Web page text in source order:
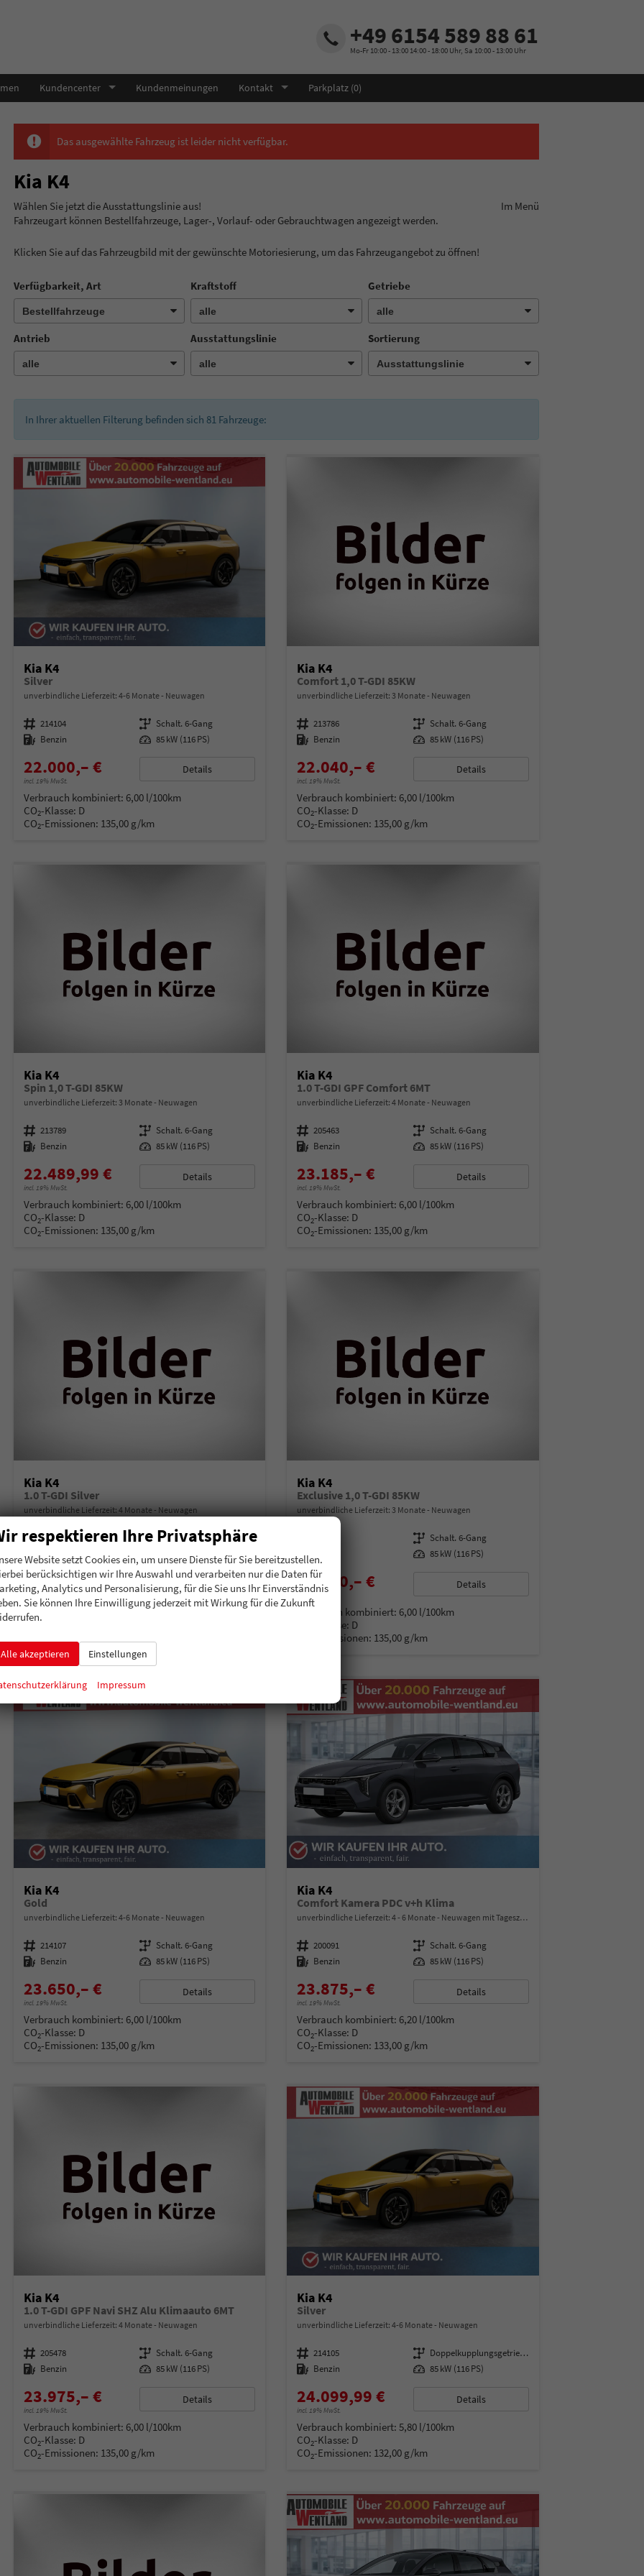
+49 6154 589 88 61
Mo-Fr 10:00 - 13:00 14:00 - 18:00 Uhr, Sa 10:00 - 13:00 Uhr
Kundencenter Kundenmeinungen Kontakt Parkplatz (0)
Das ausgewählte Fahrzeug ist leider nicht verfügbar.
Kia K4
Wählen Sie jetzt die Ausstattungslinie aus! Im Menü
Fahrzeugart können Bestellfahrzeuge, Lager-, Vorlauf- oder Gebrauchtwagen angezeigt werden.
Klicken Sie auf das Fahrzeugbild mit der gewünschte Motoriesierung, um das Fahrzeugangebot zu öffnen!
Verfügbarkeit, Art Kraftstoff Getriebe
Antrieb Ausstattungslinie Sortierung
In Ihrer aktuellen Filterung befinden sich 81 Fahrzeuge:
Kia K4
Silver
unverbindliche Lieferzeit: 4-6 Monate Neuwagen
Fahrzeugnummer 214104 Getriebe Schalt. 6-Gang
Kraftstoff Benzin Leistung 85 kW (116 PS)
22.000,– €
incl. 19% MwSt.
Details
Verbrauch kombiniert: 6,00 l/100km
CO2-Klasse: D
CO2-Emissionen: 135,00 g/km
Kia K4
Comfort 1,0 T-GDI 85KW
unverbindliche Lieferzeit:3 Monate Neuwagen
Fahrzeugnummer 213786 Getriebe Schalt. 6-Gang
Kraftstoff Benzin Leistung 85 kW (116 PS)
22.040,– €
incl. 19% MwSt.
Details
Verbrauch kombiniert: 6,00 l/100km
CO2-Klasse: D
CO2-Emissionen: 135,00 g/km
Kia K4
Spin 1,0 T-GDI 85KW
unverbindliche Lieferzeit: 3 Monate Neuwagen
Fahrzeugnummer 213789 Getriebe Schalt. 6-Gang
Kraftstoff Benzin Leistung 85 kW (116 PS)
22.489,99 €
incl. 19% MwSt.
Details
Verbrauch kombiniert: 6,00 l/100km
CO2-Klasse: D
CO2-Emissionen: 135,00 g/km
Kia K4
1.0 T-GDI GPF Comfort 6MT
unverbindliche Lieferzeit:4 Monate Neuwagen
Fahrzeugnummer 205463 Getriebe Schalt. 6-Gang
Kraftstoff Benzin Leistung 85 kW (116 PS)
23.185,– €
incl. 19% MwSt.
Details
Verbrauch kombiniert: 6,00 l/100km
CO2-Klasse: D
CO2-Emissionen: 135,00 g/km
Kia K4
1.0 T-GDI Silver
unverbindliche Lieferzeit: 4 Monate Neuwagen
Fahrzeugnummer 215626 Getriebe Schalt. 6-Gang
Kraftstoff Benzin 85 kW (116 PS)
23.255,– €
incl. 19% MwSt.
Details
Verbrauch kombiniert:
6,00 l/100km
CO -Klasse:
2
Kia K4
Exclusive 1,0 T-GDI 85KW
unverbindliche Lieferzeit:3 Monate Neuwagen
Getriebe Schalt. 6-Gang
Kraftstoff
Leistung 85 kW (116 PS)
23.490,– € Details
Verbrauch kombiniert: 6,00 l/100km
-Klasse: D
-Emissionen: 135,00 g/km
Kia K4
Gold
unverbindliche Lieferzeit: 4-6 Monate Neuwagen
Fahrzeugnummer 214107 Getriebe Schalt. 6-Gang
Kraftstoff Benzin Leistung 85 kW (116 PS)
23.650,– €
incl. 19% MwSt.
Details
Verbrauch kombiniert: 6,00 l/100km
CO2-Klasse: D
CO2-Emissionen: 135,00 g/km
Kia K4
Comfort Kamera PDC v+h Klima
unverbindliche Lieferzeit: 4 - 6 Monate Neuwagen mit Tageszulassung
Fahrzeugnummer 200091 Getriebe Schalt. 6-Gang
Kraftstoff Benzin Leistung 85 kW (116 PS)
23.875,– €
incl. 19% MwSt.
Details
Verbrauch kombiniert: 6,20 l/100km
CO2-Klasse: D
CO2-Emissionen: 133,00 g/km
Kia K4
1.0 T-GDI GPF Navi SHZ Alu Klimaauto 6MT
unverbindliche Lieferzeit: 4 Monate Neuwagen
Fahrzeugnummer 205478 Getriebe Schalt. 6-Gang
Kraftstoff Benzin Leistung 85 kW (116 PS)
23.975,– €
incl. 19% MwSt.
Details
Verbrauch kombiniert: 6,00 l/100km
CO2-Klasse: D
CO2-Emissionen: 135,00 g/km
Kia K4
Silver
unverbindliche Lieferzeit: 4-6 Monate Neuwagen
Fahrzeugnummer 214105 Getriebe
Doppelkupplungsgetriebe (DSG)
Kraftstoff Benzin Leistung 85 kW (116 PS)
24.099,99 €
incl. 19% MwSt.
Details
Verbrauch kombiniert:5,80 l/100km
CO2-Klasse: D
CO2-Emissionen: 132,00 g/km
respektieren Ihre Privatsphäre
Website setzt Cookies ein, um unsere Dienste für Sie bereitzustellen.
berücksichtigen wir Ihre Auswahl und verarbeiten nur die Daten für
Analytics und Personalisierung, für die Sie uns Ihr Einverständnis
Sie können Ihre Einwilligung jederzeit mit Wirkung für die Zukunft
Alle akzeptieren Einstellungen
Impressum